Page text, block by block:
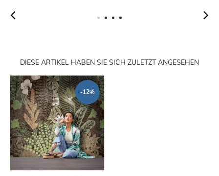
DIESE ARTIKEL HABEN SIE SICH ZULETZT ANGESEHEN
-12%